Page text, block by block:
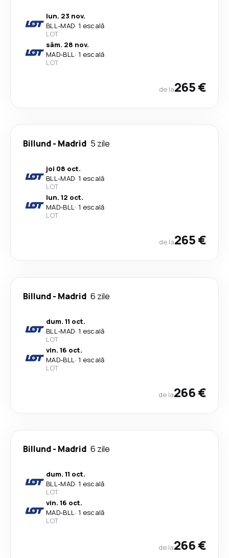
lun. 23 nov.
BLL-MAD· 1 escală
LOT
sâm. 28 nov.
MAD-BLL· 1 escală
LOT
de la265 €
Billund- Madrid 5 zile
joi 08 oct.
BLL-MAD· 1 escală
LOT
lun. 12 oct.
MAD-BLL· 1 escală
LOT
de la265 €
Billund- Madrid 6 zile
dum. 11 oct.
BLL-MAD· 1 escală
LOT
vin. 16 oct.
MAD-BLL· 1 escală
LOT
de la266 €
Billund- Madrid 6 zile
dum. 11 oct.
BLL-MAD· 1 escală
LOT
vin. 16 oct.
MAD-BLL· 1 escală
LOT
de la266 €